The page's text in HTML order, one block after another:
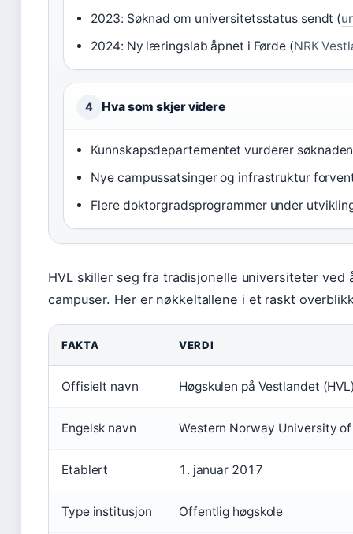
2023: Søknad om universitetsstatus sendt (
2024: Ny læringslab åpnet i Førde (NRK
4 Hva som skjer videre
Kunnskapsdepartementet vurderer
Nye campussatsinger og infrastruktur
Flere doktorgradsprogrammer under
HVL skiller seg fra tradisjonelle universiteter
campuser. Her er nøkkeltallene i et raskt
FAKTA VERDI
Offisielt navn Høgskulen på Vestlandet
Engelsk navn Western Norway University
Etablert 1. januar 2017
Type institusjon Offentlig høgskole